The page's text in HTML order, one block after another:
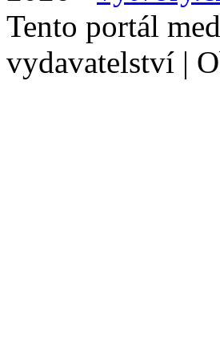
Tento portál
vydavatelství |